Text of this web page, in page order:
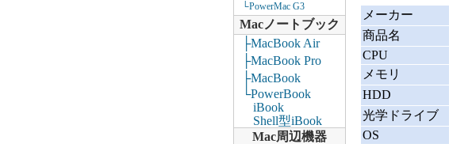
└PowerMac G3
Macノートブック
├MacBook Air
├MacBook Pro
├MacBook
└PowerBook
iBook
Shell型iBook
Mac周辺機器
メーカー
商品名
CPU
メモリ
HDD
光学ドライブ
OS